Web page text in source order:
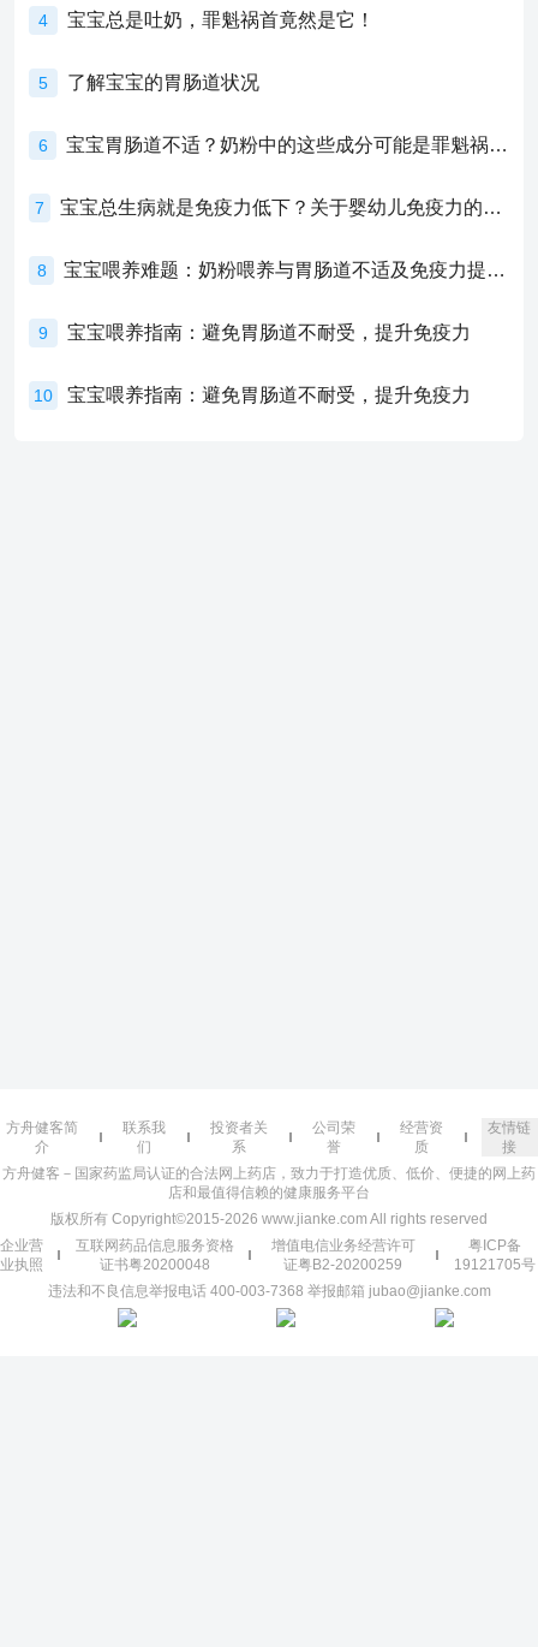
4 宝宝总是吐奶，罪魁祸首竟然是它！
5 了解宝宝的胃肠道状况
6 宝宝胃肠道不适？奶粉中的这些成分可能是罪魁祸首！
7 宝宝总生病就是免疫力低下？关于婴幼儿免疫力的真相，家长必须了解！
8 宝宝喂养难题：奶粉喂养与胃肠道不适及免疫力提升的奥秘
9 宝宝喂养指南：避免胃肠道不耐受，提升免疫力
10 宝宝喂养指南：避免胃肠道不耐受，提升免疫力
方舟健客简
介
联系我
们
投资者关
系
公司荣
誉
经营资
质
友情链
接
方舟健客－国家药监局认证的合法网上药店，致力于打造优质、低价、便捷的网上药
店和最值得信赖的健康服务平台
版权所有 Copyright©2015-2026 www.jianke.com All rights reserved
企业营
业执照
互联网药品信息服务资格
证书粤20200048
增值电信业务经营许可
证粤B2-20200259
粤ICP备
19121705号
违法和不良信息举报电话 400-003-7368 举报邮箱 jubao@jianke.com